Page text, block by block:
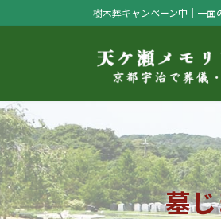
ン
へ
ス
キ
ッ
プ
ビ
ョ
ン
に
移
動
樹木葬キャンペーン中｜一
墓